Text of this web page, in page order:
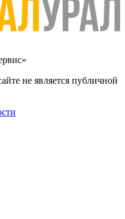
не является публичной